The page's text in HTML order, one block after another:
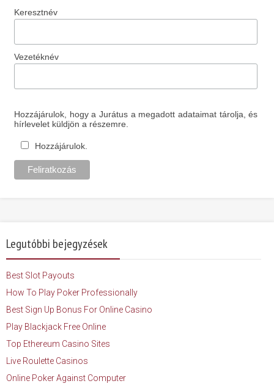
Keresztnév
Vezetéknév
Hozzájárulok, hogy a Jurátus a megadott adataimat tárolja, és
hírlevelet küldjön a részemre.
Hozzájárulok.
Legutóbbi bejegyzések
Best Slot Payouts
How To Play Poker Professionally
Best Sign Up Bonus For Online Casino
Play Blackjack Free Online
Top Ethereum Casino Sites
Live Roulette Casinos
Online Poker Against Computer